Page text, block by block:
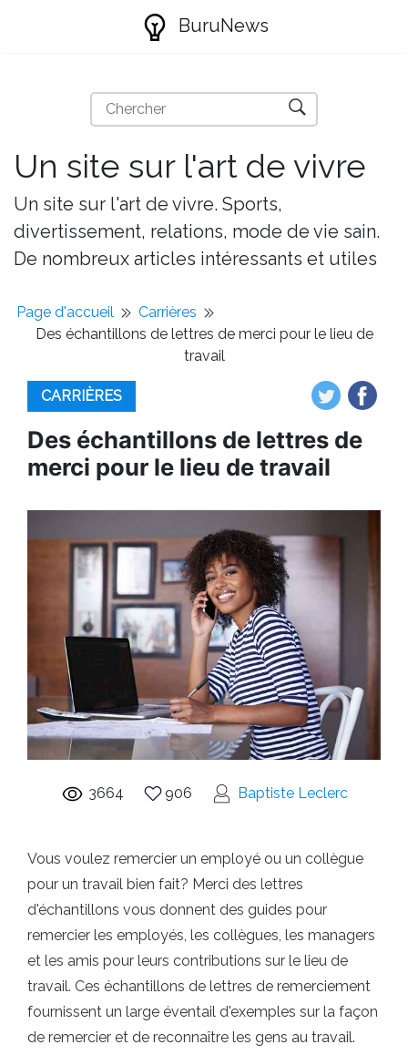
BuruNews
Un site sur l'art de vivre
Un site sur l'art de vivre. Sports,
divertissement, relations, mode de vie sain.
De nombreux articles intéressants et utiles
Page d'accueil
Carrières
Des échantillons de lettres de merci pour le lieu de
travail
CARRIÈRES
Des échantillons de lettres de
merci pour le lieu de travail
3664 906 Baptiste Leclerc
Vous voulez remercier un employé ou un collègue
pour un travail bien fait? Merci des lettres
d'échantillons vous donnent des guides pour
remercier les employés, les collègues, les managers
et les amis pour leurs contributions sur le lieu de
travail. Ces échantillons de lettres de remerciement
fournissent un large éventail d'exemples sur la façon
de remercier et de reconnaître les gens au travail.